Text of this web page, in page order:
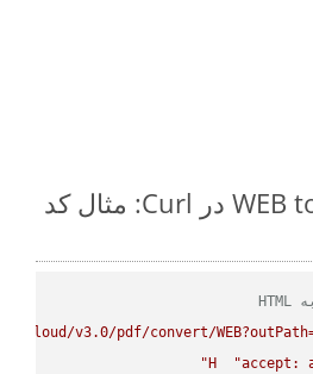
نحوه تبدیل WEB to SVG در Curl: مثال کد
v3.0/pdf/convert/
H
"accept: